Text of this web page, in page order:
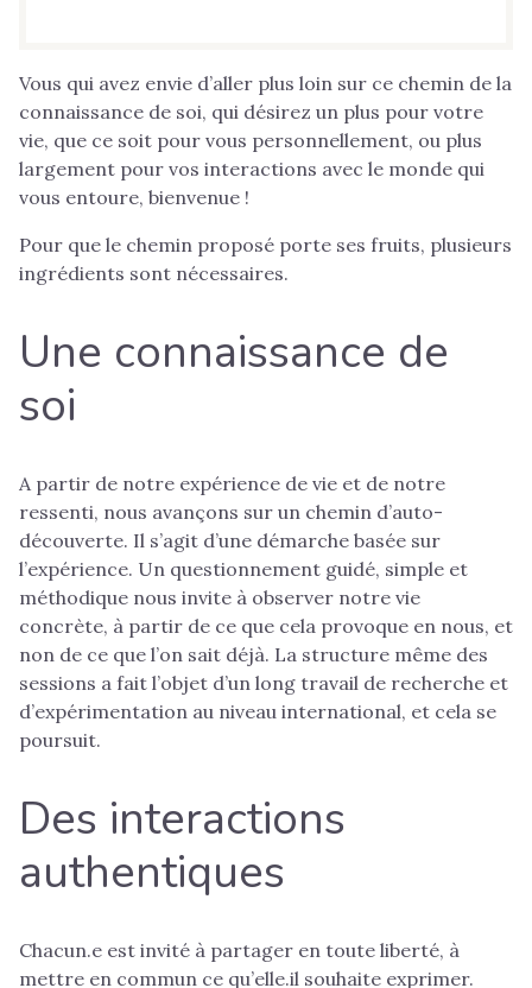
Vous qui avez envie d’aller plus loin sur ce chemin de la
connaissance de soi, qui désirez un plus pour votre
vie, que ce soit pour vous personnellement, ou plus
largement pour vos interactions avec le monde qui
vous entoure, bienvenue !
Pour que le chemin proposé porte ses fruits, plusieurs
ingrédients sont nécessaires.
Une connaissance de
soi
A partir de notre expérience de vie et de notre
ressenti, nous avançons sur un chemin d’auto-
découverte. Il s’agit d’une démarche basée sur
l’expérience. Un questionnement guidé, simple et
méthodique nous invite à observer notre vie
concrète, à partir de ce que cela provoque en nous, et
non de ce que l’on sait déjà. La structure même des
sessions a fait l’objet d’un long travail de recherche et
d’expérimentation au niveau international, et cela se
poursuit.
Des interactions
authentiques
Chacun.e est invité à partager en toute liberté, à
mettre en commun ce qu’elle.il souhaite exprimer.